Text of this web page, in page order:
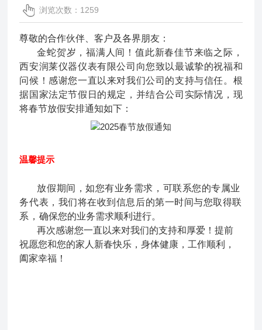
浏览次数：1259
尊敬的合作伙伴、客户及各界朋友：
金蛇贺岁，福满人间！值此新春佳节来临之际，
西安润莱仪器仪表有限公司向您致以最诚挚的祝福和
问候！感谢您一直以来对我们公司的支持与信任。根
据国家法定节假日的规定，并结合公司实际情况，现
将春节放假安排通知如下：
温馨提示
放假期间，如您有业务需求，可联系您的专属业
务代表，我们将在收到信息后的第一时间与您取得联
系， 确保您的业务需求顺利进行。
再次感谢您一直以来对我们的支持和厚爱！提前
祝愿您和您的家人新春快乐，身体健康，工作顺利，
阖家幸福！